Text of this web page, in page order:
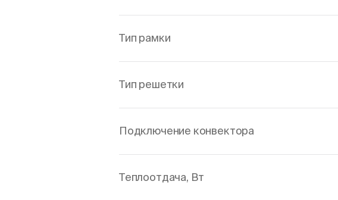
Тип рамки
Тип решетки
Подключение конвектора
Теплоотдача, Вт